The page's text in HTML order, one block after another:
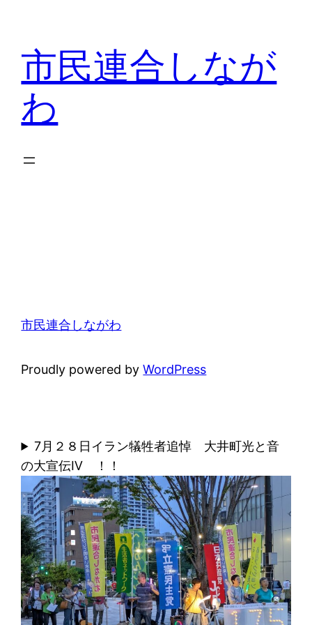
市民連合しなが
わ
市民連合しながわ
Proudly powered byWordPress
7月２８日イラン犠牲者追悼 大井町光と音
の大宣伝Ⅳ ！！